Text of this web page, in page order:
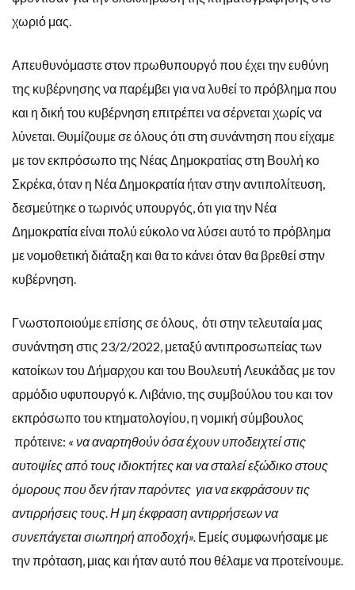
χωριό μας.
Απευθυνόμαστε στον πρωθυπουργό που έχει την ευθύνη
της κυβέρνησης να παρέμβει για να λυθεί το πρόβλημα που
και η δική του κυβέρνηση επιτρέπει να σέρνεται χωρίς να
λύνεται. Θυμίζουμε σε όλους ότι στη συνάντηση που είχαμε
με τον εκπρόσωπο της Νέας Δημοκρατίας στη Βουλή κο
Σκρέκα, όταν η Νέα Δημοκρατία ήταν στην αντιπολίτευση,
δεσμεύτηκε ο τωρινός υπουργός, ότι για την Νέα
Δημοκρατία είναι πολύ εύκολο να λύσει αυτό το πρόβλημα
με νομοθετική διάταξη και θα το κάνει όταν θα βρεθεί στην
κυβέρνηση.
Γνωστοποιούμε επίσης σε όλους, ότι στην τελευταία μας
συνάντηση στις 23/2/2022, μεταξύ αντιπροσωπείας των
κατοίκων του Δήμαρχου και του Βουλευτή Λευκάδας με τον
αρμόδιο υφυπουργό κ. Λιβάνιο, της συμβούλου του και τον
εκπρόσωπο του κτηματολογίου, η νομική σύμβουλος
πρότεινε: « να αναρτηθούν όσα έχουν υποδειχτεί στις
αυτοψίες από τους ιδιοκτήτες και να σταλεί εξώδικο στους
όμορους που δεν ήταν παρόντες για να εκφράσουν τις
αντιρρήσεις τους. Η μη έκφραση αντιρρήσεων να
συνεπάγεται σιωπηρή αποδοχή». Εμείς συμφωνήσαμε με
την πρόταση, μιας και ήταν αυτό που θέλαμε να προτείνουμε.